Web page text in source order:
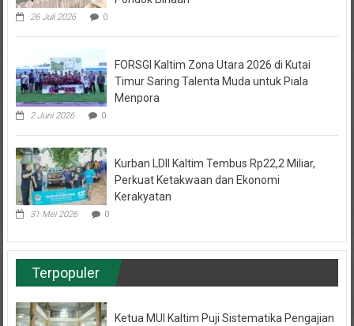
Timur Saring Talenta Muda untuk Piala
Menpora
2 Juni 2026 0
Perkuat Ketakwaan dan Ekonomi
Kerakyatan
31 Mei 2026 0
Terpopuler
LDII: “Bisa Menjadi Rujukan”